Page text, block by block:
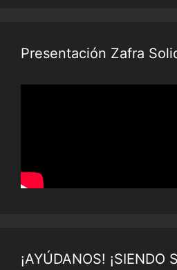
Presentación Zafra
¡AYÚDANOS! ¡SIENDO